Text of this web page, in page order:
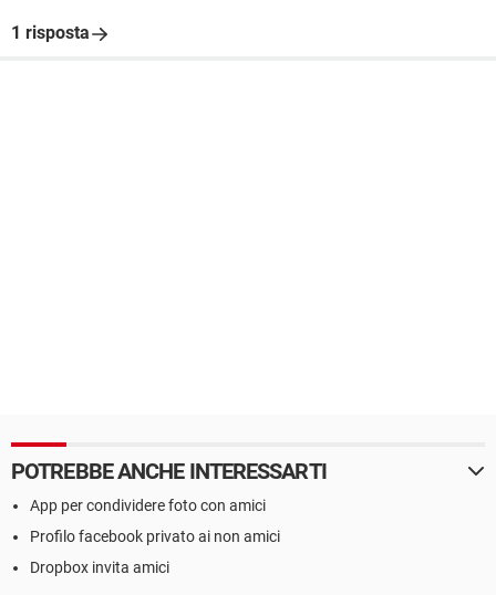
1 risposta
POTREBBE ANCHE INTERESSARTI
App per condividere foto con amici
Profilo facebook privato ai non amici
Dropbox invita amici